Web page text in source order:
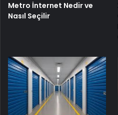
Metro İnternet Nedir ve
Nasıl Seçilir